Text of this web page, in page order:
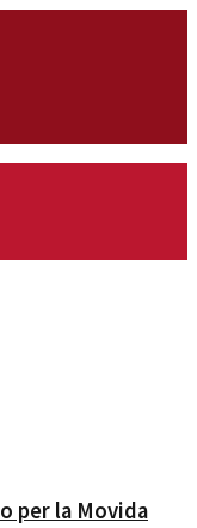
per la Movida